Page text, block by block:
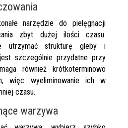
narzędzie do pielęgnacji
zbyt dużej ilości czasu.
utrzymać strukturę gleby i
szczególnie przydatne przy
również krótkoterminowo
więc wyeliminowanie ich w
czasu.
warzywa